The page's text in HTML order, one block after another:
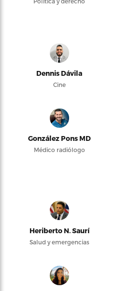
Dennis Dávila
Cine
González Pons MD
Médico radiólogo
Heriberto N. Saurí
Salud y emergencias